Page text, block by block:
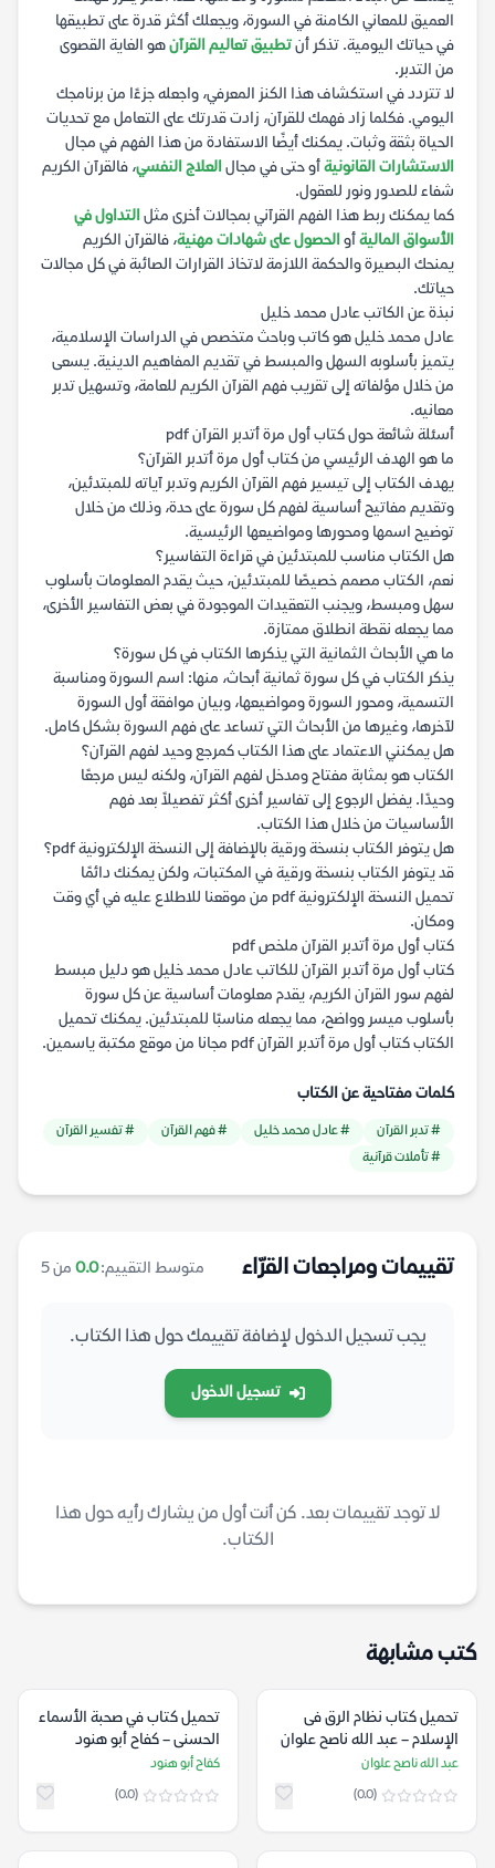
العميق للمعاني الكامنة في السورة، ويجعلك أكثر قدرة على تطبيقها
في حياتك اليومية. تذكر أنتطبيق تعاليم القرآنهو الغاية القصوى
من التدبر.
لا تتردد في استكشاف هذا الكنز المعرفي، واجعله جزءًا من برنامجك
اليومي. فكلما زاد فهمك للقرآن، زادت قدرتك على التعامل مع تحديات
الحياة بثقة وثبات. يمكنك أيضًا الاستفادة من هذا الفهم في مجال
الاستشارات القانونيةأو حتى في مجالالعلاج النفسي، فالقرآن الكريم
شفاء للصدور ونور للعقول.
كما يمكنك ربط هذا الفهم القرآني بمجالات أخرى مثلالتداول في
الأسواق الماليةأوالحصول على شهادات مهنية، فالقرآن الكريم
يمنحك البصيرة والحكمة اللازمة لاتخاذ القرارات الصائبة في كل مجالات
حياتك.
نبذة عن الكاتب عادل محمد خليل
عادل محمد خليل هو كاتب وباحث متخصص في الدراسات الإسلامية،
يتميز بأسلوبه السهل والمبسط في تقديم المفاهيم الدينية. يسعى
من خلال مؤلفاته إلى تقريب فهم القرآن الكريم للعامة، وتسهيل تدبر
معانيه.
أسئلة شائعة حول كتاب أول مرة أتدبر القرآن pdf
ما هو الهدف الرئيسي من كتاب أول مرة أتدبر القرآن؟
يهدف الكتاب إلى تيسير فهم القرآن الكريم وتدبر آياته للمبتدئين،
وتقديم مفاتيح أساسية لفهم كل سورة على حدة، وذلك من خلال
توضيح اسمها ومحورها ومواضيعها الرئيسية.
هل الكتاب مناسب للمبتدئين في قراءة التفاسير؟
نعم، الكتاب مصمم خصيصًا للمبتدئين، حيث يقدم المعلومات بأسلوب
سهل ومبسط، ويجنب التعقيدات الموجودة في بعض التفاسير الأخرى،
مما يجعله نقطة انطلاق ممتازة.
ما هي الأبحاث الثمانية التي يذكرها الكتاب في كل سورة؟
يذكر الكتاب في كل سورة ثمانية أبحاث، منها: اسم السورة ومناسبة
التسمية، ومحور السورة ومواضيعها، وبيان موافقة أول السورة
لآخرها، وغيرها من الأبحاث التي تساعد على فهم السورة بشكل كامل.
هل يمكنني الاعتماد على هذا الكتاب كمرجع وحيد لفهم القرآن؟
الكتاب هو بمثابة مفتاح ومدخل لفهم القرآن، ولكنه ليس مرجعًا
وحيدًا. يفضل الرجوع إلى تفاسير أخرى أكثر تفصيلاً بعد فهم
الأساسيات من خلال هذا الكتاب.
هل يتوفر الكتاب بنسخة ورقية بالإضافة إلى النسخة الإلكترونية pdf؟
قد يتوفر الكتاب بنسخة ورقية في المكتبات، ولكن يمكنك دائمًا
تحميل النسخة الإلكترونية pdf من موقعنا للاطلاع عليه في أي وقت
ومكان.
كتاب أول مرة أتدبر القرآن ملخص pdf
كتاب أول مرة أتدبر القرآن للكاتب عادل محمد خليل هو دليل مبسط
لفهم سور القرآن الكريم، يقدم معلومات أساسية عن كل سورة
بأسلوب ميسر وواضح، مما يجعله مناسبًا للمبتدئين. يمكنك تحميل
الكتاب كتاب أول مرة أتدبر القرآن pdf مجانا من موقع مكتبة ياسمين.
كلمات مفتاحية عن الكتاب
# تدبر القرآن # عادل محمد خليل # فهم القرآن
# تفسير القرآن
# تأملات قرآنية
تقييمات ومراجعات القرّاء متوسط التقييم:0.0 من 5
يجب تسجيل الدخول لإضافة تقييمك حول هذا الكتاب.
تسجيل الدخول
لا توجد تقييمات بعد. كن أنت أول من يشارك رأيه حول هذا
الكتاب.
كتب مشابهة
تحميل كتاب نظام الرق فى
الإسلام – عبد الله ناصح علوان
عبد الله ناصح علوان
(0.0)
تحميل كتاب ‫في صحبة الأسماء
الحسنى‬ – كفاح أبو هنود
كفاح أبو هنود
(0.0)